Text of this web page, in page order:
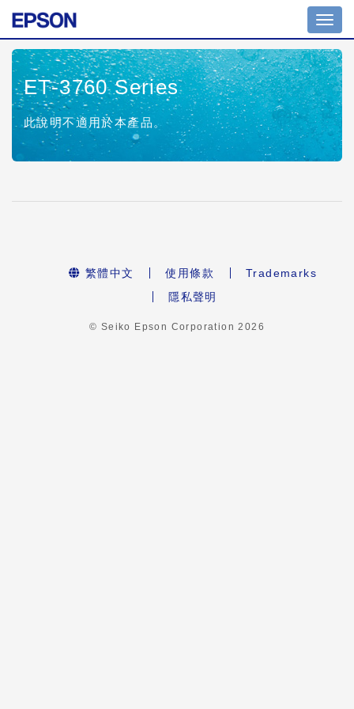
ET-3760 Series
此說明不適用於本產品。
繁體中文 使用條款
Trademarks
隱私聲明
© Seiko Epson Corporation2026